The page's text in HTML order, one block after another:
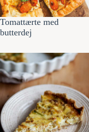
Tomattærte med
butterdej